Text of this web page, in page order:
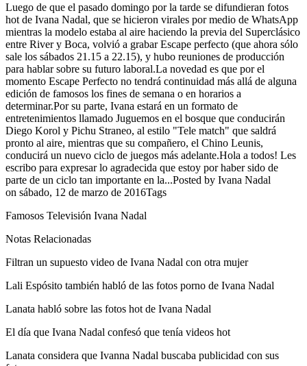
Luego de que el pasado domingo por la tarde se difundieran fotos
hot de Ivana Nadal, que se hicieron virales por medio de WhatsApp
mientras la modelo estaba al aire haciendo la previa del Superclásico
entre River y Boca, volvió a grabar Escape perfecto (que ahora sólo
sale los sábados 21.15 a 22.15), y hubo reuniones de producción
para hablar sobre su futuro laboral.La novedad es que por el
momento Escape Perfecto no tendrá continuidad más allá de alguna
edición de famosos los fines de semana o en horarios a
determinar.Por su parte, Ivana estará en un formato de
entretenimientos llamado Juguemos en el bosque que conducirán
Diego Korol y Pichu Straneo, al estilo "Tele match" que saldrá
pronto al aire, mientras que su compañero, el Chino Leunis,
conducirá un nuevo ciclo de juegos más adelante.Hola a todos! Les
escribo para expresar lo agradecida que estoy por haber sido de
parte de un ciclo tan importante en la...Posted by Ivana Nadal
on sábado, 12 de marzo de 2016Tags
Famosos Televisión Ivana Nadal
Notas Relacionadas
Filtran un supuesto video de Ivana Nadal con otra mujer
Lali Espósito también habló de las fotos porno de Ivana Nadal
Lanata habló sobre las fotos hot de Ivana Nadal
El día que Ivana Nadal confesó que tenía videos hot
Lanata considera que Ivanna Nadal buscaba publicidad con sus